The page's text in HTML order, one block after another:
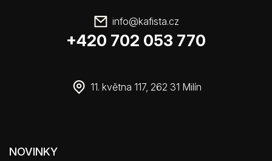
info@kafista.cz
+420 702 053 770
11. května 117, 262 31 Milín
NOVINKY